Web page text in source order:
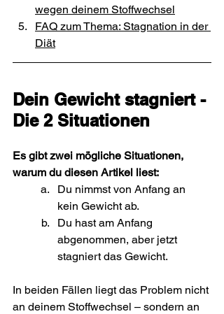
wegen deinem Stoffwechsel
FAQ zum Thema: Stagnation in der
Diät
Dein Gewicht stagniert -
Die 2 Situationen
Es gibt zwei mögliche Situationen,
warum du diesen Artikel liest:
Du nimmst von Anfang an
kein Gewicht ab.
Du hast am Anfang
abgenommen, aber jetzt
stagniert das Gewicht.
In beiden Fällen liegt das Problem nicht
an deinem Stoffwechsel – sondern an